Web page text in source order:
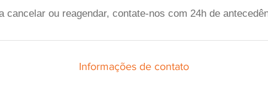
cancelar ou reagendar, contate-nos com 24h de
Informações de contato